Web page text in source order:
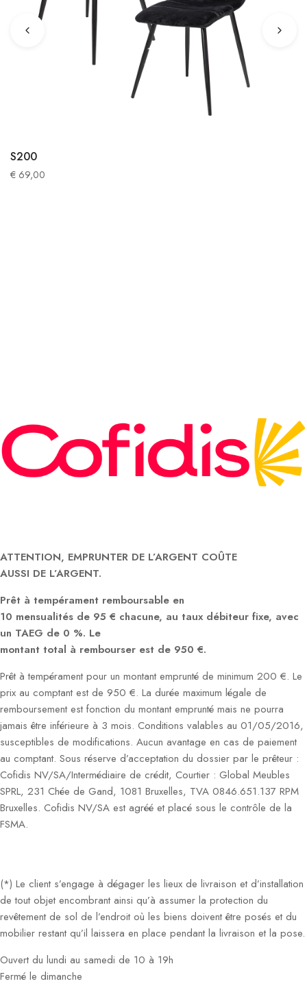
S200
€ 69,00
ATTENTION, EMPRUNTER DE L’ARGENT COÛTE
AUSSI DE L’ARGENT.
Prêt à tempérament remboursable en
10 mensualités de 95 € chacune, au taux débiteur fixe, avec
un TAEG de 0 %. Le
montant total à rembourser est de 950 €.
Prêt à tempérament pour un montant emprunté de minimum 200 €. Le
prix au comptant est de 950 €. La durée maximum légale de
remboursement est fonction du montant emprunté mais ne pourra
jamais être inférieure à 3 mois. Conditions valables au 01/05/2016,
susceptibles de modifications. Aucun avantage en cas de paiement
au comptant. Sous réserve d’acceptation du dossier par le prêteur :
Cofidis NV/SA/Intermédiaire de crédit, Courtier : Global Meubles
SPRL, 231 Chée de Gand, 1081 Bruxelles, TVA 0846.651.137 RPM
Bruxelles. Cofidis NV/SA est agréé et placé sous le contrôle de la
FSMA.
(*) Le client s’engage à dégager les lieux de livraison et d’installation
de tout objet encombrant ainsi qu’à assumer la protection du
revêtement de sol de l’endroit où les biens doivent être posés et du
mobilier restant qu’il laissera en place pendant la livraison et la pose.
Ouvert du lundi au samedi de 10 à 19h
Fermé le dimanche